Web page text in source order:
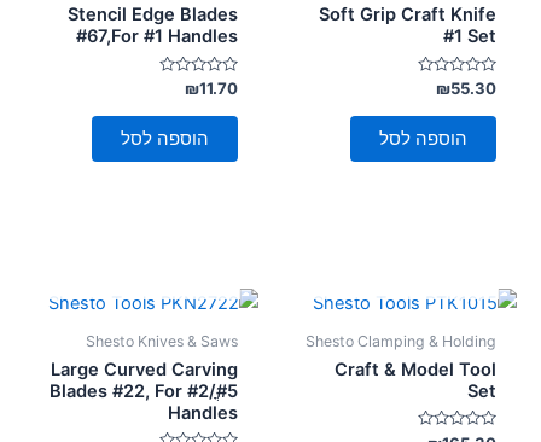
Soft Grip Craft Knife
#1 Set
דורג
0
מתוך
₪55.30
הוספה לסל
Stencil Edge Blades
#67,For #1 Handles
דורג
0
מתוך
₪11.70
הוספה לסל
Shesto Clamping & Holding
Craft & Model Tool
Set
Shesto Knives & Saws
Large Curved Carving
Blades #22, For #2/ֳ#5
Handles